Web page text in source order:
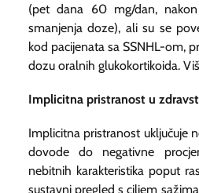
(pet dana 60 mg/dan,
smanjenja doze), ali su se
kod pacijenata sa SSNHL-om,
dozu oralnih glukokortikoida.
Implicitna pristranost u
Implicitna pristranost uključuje
dovode do negativne
nebitnih karakteristika poput
sustavni pregled s ciljem